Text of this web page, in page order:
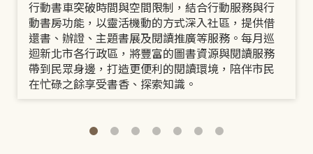
行動書車突破時間與空間限制，結合行動服務與行
動書房功能，以靈活機動的方式深入社區，提供借
還書、辦證、主題書展及閱讀推廣等服務。每月巡
迴新北市各行政區，將豐富的圖書資源與閱讀服務
帶到民眾身邊，打造更便利的閱讀環境，陪伴市民
在忙碌之餘享受書香、探索知識。